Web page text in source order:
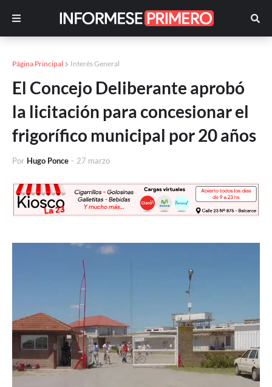
Página Principal Interés General
El Concejo Deliberante aprobó
la licitación para concesionar el
frigorífico municipal por 20 años
Por Hugo Ponce - 27 marzo